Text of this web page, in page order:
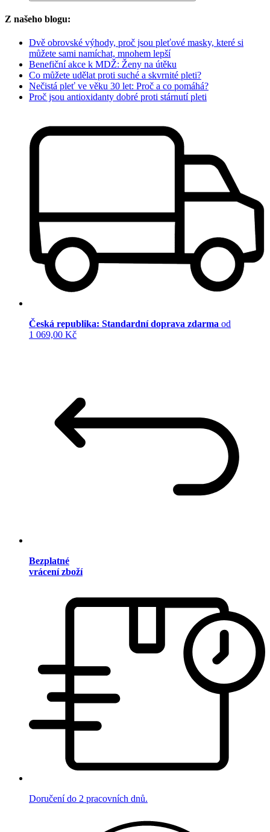
Z našeho blogu:
Dvě obrovské výhody, proč jsou pleťové masky, které si
můžete sami namíchat, mnohem lepší
Benefiční akce k MDŽ: Ženy na útěku
Co můžete udělat proti suché a skvrnité pleti?
Nečistá pleť ve věku 30 let: Proč a co pomáhá?
Proč jsou antioxidanty dobré proti stárnutí pleti
Česká republika: Standardní doprava zdarma od
1 069,00 Kč
Bezplatné
vrácení zboží
Doručení do 2 pracovních dnů.